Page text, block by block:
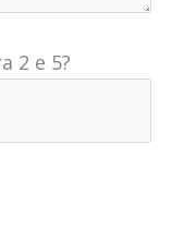
2 e 5?